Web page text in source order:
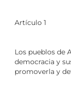
Artículo 1
Los pueblos de
democracia y
promoverla y